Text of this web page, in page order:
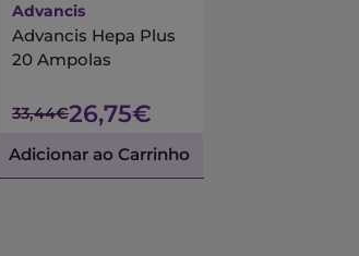
Advancis
Advancis Hepa Plus
20 Ampolas
33,44€26,75€
Adicionar ao Carrinho